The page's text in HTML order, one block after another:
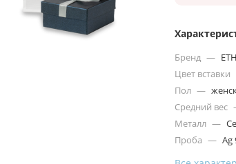
Бренд —
Цвет вставки
Пол —
Средний вес
Металл —
Проба — Ag